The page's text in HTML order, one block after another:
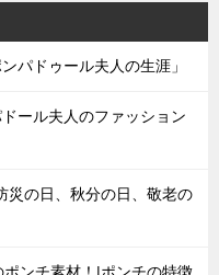
パドゥール夫人の生涯」
ール夫人のファッション
災の日、秋分の日、敬老の
ンチ素材！|ポンチの特徴